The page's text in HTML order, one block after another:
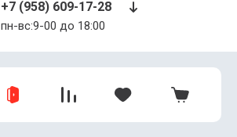
+7 (958) 609-17-28
пн-вс:9-00 до 18:00